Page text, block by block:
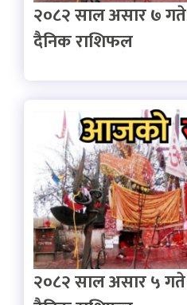
२०८२ साल असार ७
दैनिक राशिफल
२०८२ साल असार ५